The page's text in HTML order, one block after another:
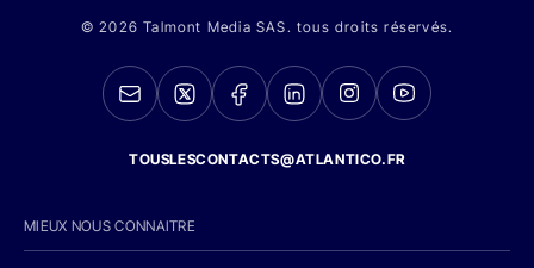
© 2026 Talmont Media SAS. tous droits réservés.
TOUSLESCONTACTS@ATLANTICO.FR
MIEUX NOUS CONNAITRE